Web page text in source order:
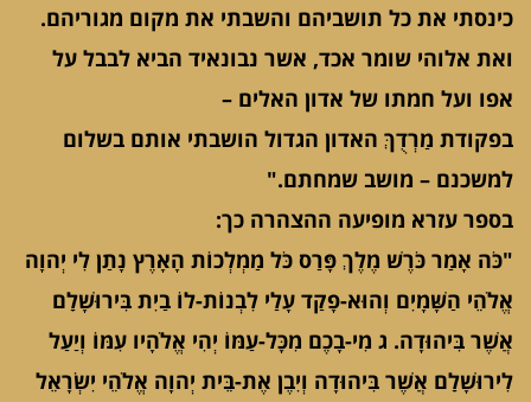
כינסתי את כל תושביהם והשבתי את מקום מגוריהם.
ואת אלוהי שומר אכד, אשר נבונאיד הביא לבבל על
אפו ועל חמתו של אדון האלים –
בפקודת מַרְדֻךְּ האדון הגדול הושבתי אותם בשלום
למשכנם – מושב שמחתם."
בספר עזרא מופיעה ההצהרה כך:
"כֹּה אָמַר כֹּרֶשׁ מֶלֶךְ פָּרַס כֹּל מַמְלְכוֹת הָאָרֶץ נָתַן לִי יְהוָה
אֱלֹהֵי הַשָּׁמָיִם וְהוּא-פָקַד עָלַי לִבְנוֹת-לוֹ בַיִת בִּירוּשָׁלִַם
אֲשֶׁר בִּיהוּדָה. ג מִי-בָכֶם מִכָּל-עַמּוֹ יְהִי אֱלֹהָיו עִמּוֹ וְיַעַל
לִירוּשָׁלִַם אֲשֶׁר בִּיהוּדָה וְיִבֶן אֶת-בֵּית יְהוָה אֱלֹהֵי יִשְׂרָאֵל